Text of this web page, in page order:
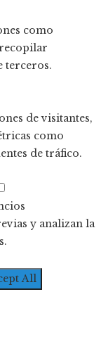
como
terceros.
de visitantes,
como
de tráfico.
y analizan la
All